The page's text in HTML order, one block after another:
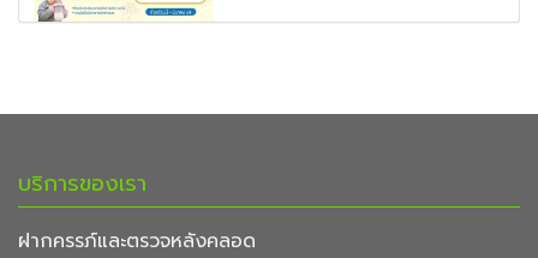
บริการของเรา
ฝากครรภ์และตรวจหลังคลอด